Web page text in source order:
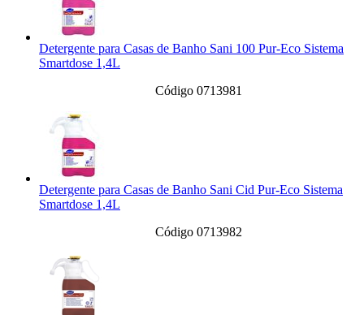
Detergente para Casas de Banho Sani 100 Pur-Eco Sistema
Smartdose 1,4L
Código 0713981
Detergente para Casas de Banho Sani Cid Pur-Eco Sistema
Smartdose 1,4L
Código 0713982